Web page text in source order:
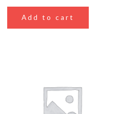
Add to cart